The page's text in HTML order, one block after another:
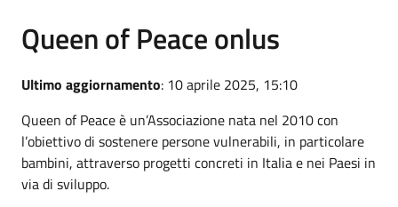
Queen of Peace onlus
Ultimo aggiornamento: 10 aprile 2025, 15:10
Queen of Peace è un’Associazione nata nel 2010 con
l’obiettivo di sostenere persone vulnerabili, in particolare
bambini, attraverso progetti concreti in Italia e nei Paesi in
via di sviluppo.